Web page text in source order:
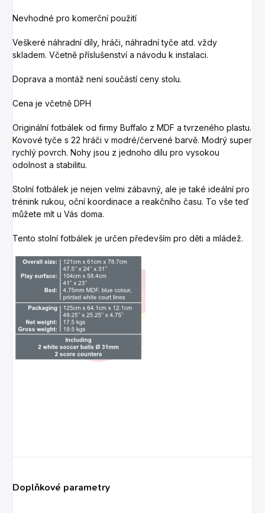
Nevhodné pro komerční použití
Veškeré náhradní díly, hráči, náhradní tyče atd. vždy
skladem. Včetně příslušenství a návodu k instalaci.
Doprava a montáž není součástí ceny stolu.
Cena je včetně DPH
Originální fotbálek od firmy Buffalo z MDF a tvrzeného plastu.
Kovové tyče s 22 hráči v modré/červené barvě. Modrý super
rychlý povrch. Nohy jsou z jednoho dílu pro vysokou
odolnost a stabilitu.
Stolní fotbálek je nejen velmi zábavný, ale je také ideální pro
trénink rukou, oční koordinace a reakčního času. To vše teď
můžete mít u Vás doma.
Tento stolní fotbálek je určen především pro děti a mládež.
Doplňkové parametry